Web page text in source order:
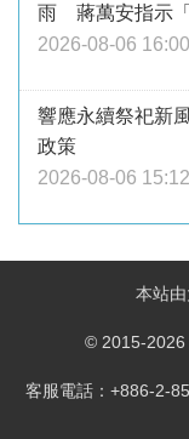
雨 蔣萬安指示
2026-08-06 16:00
響應永續祭祀新
政策
2026-08-06 15:12
本站
© 2015-2026
客服電話：+886-2-